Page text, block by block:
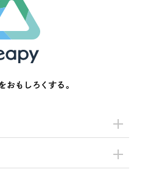
おもしろくする。